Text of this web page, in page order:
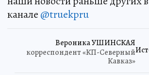
канале @truekpru
Вероника УШИНСКАЯ
корреспондент «КП-Северный
Кавказ»